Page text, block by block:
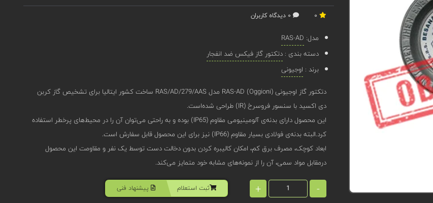
مدل: RAS-AD
دسته بندی : دتکتور گاز فیکس ضد انفجار
برند : اوجیونی
دتکتور گاز اوجیونی (Oggioni) RAS-AD مدل RAS/AD/279/AAS ساخت کشور ایتالیا برای تشخیص گاز کربن
دی اکسید با سنسور فروسرخ (IR) طراحی شده‌است.
این محصول دارای بدنه‌‌ی آلومینیومی مقاوم (IP65) بوده و به راحتی می‌توان آن‌ را در محیط‌های پرخطر استفاده
کرد.البته بدنه‌ی فولادی بسیار مقاوم (IP66) نیز برای این محصول قابل سفارش است.
ابعاد کوچک، مصرف برق کم، امکان کالیبره کردن بدون دخالت دست توسط یک نفر و مقاومت این محصول
درمقابل مواد سمی، آن را از نمونه‌های مشابه خود متمایز می‌کند.
-
+ ثبت استعلام پیشنهاد فنی